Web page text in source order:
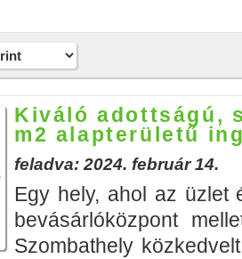
Kiváló adottságú,
m2 alapterületű
feladva: 2024. február 14.
Egy hely, ahol az üzlet
bevásárlóközpont
Szombathely